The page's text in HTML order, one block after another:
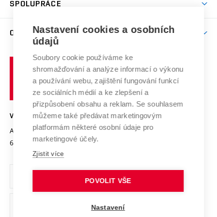
Brno
Celoživotní vzdělávání
E-přihláška
Závěrečné práce
Doktorské studium
Studium bez bariér
Podpora podnikání
Mezinárodní vědecká rada
Systém zajišťování kvality výzkumu
Výzkumné infrastruktury
Transfer znalostí
Open Science
Projekty
Projekty ze strukturálních fondů
Specifický výzkum
SPOLUPRÁCE
Firemní spolupráce
Zahraniční spolupráce
Spolupráce se školami
Služby univerzity
Mezinárodní dohody
Univerzitní sítě
O UNIVERZITĚ
Profil univerzity
Udržitelná univerzita
Podnikavá univerzita / ContriBUTe
Bezpečná univerzita
Vyznamenání
Organizační struktura
Ochrana osobních údajů
odkaz)
učení
technické
Brně
VYSOKÉ UČENÍ TECHNICKÉ V BRNĚ
Antonínská 548/1
602 00 Brno
www.vut.cz
vut@vutbr.cz
Nastavení cookies a osobních
údajů
Soubory cookie používáme ke
shromažďování a analýze informací o výkonu
a používání webu, zajištění fungování funkcí
ze sociálních médií a ke zlepšení a
přizpůsobení obsahu a reklam. Se souhlasem
můžeme také předávat marketingovým
platformám některé osobní údaje pro
marketingové účely.
Zjistit více
POVOLIT VŠE
Nastavení